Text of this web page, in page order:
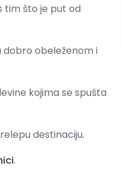
tim što je put od
dobro obeleženom i
kojima se spušta
destinaciju.
.